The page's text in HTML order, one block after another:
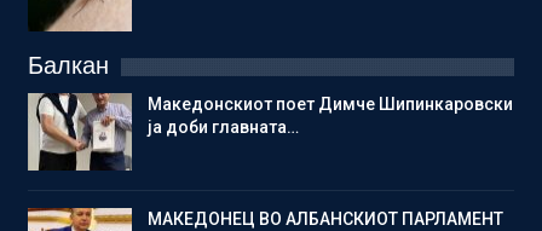
Балкан
Македонскиот поет Димче Шипинкаровски
ја доби главната…
МАКЕДОНЕЦ ВО АЛБАНСКИОТ ПАРЛАМЕНТ